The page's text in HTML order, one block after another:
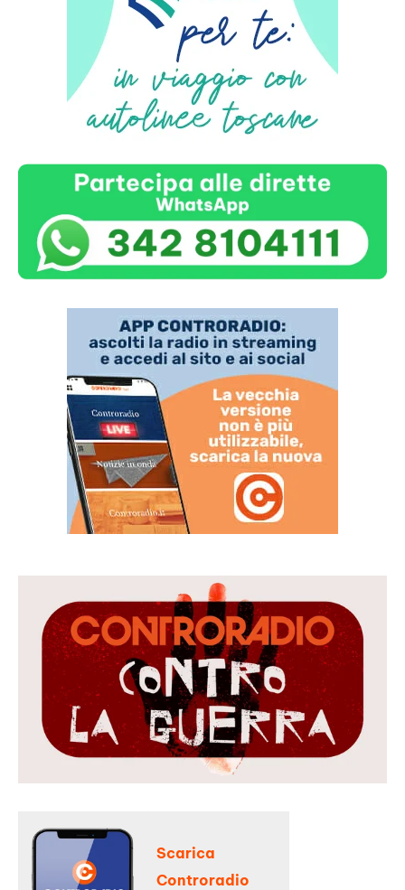
Scarica
Controradio